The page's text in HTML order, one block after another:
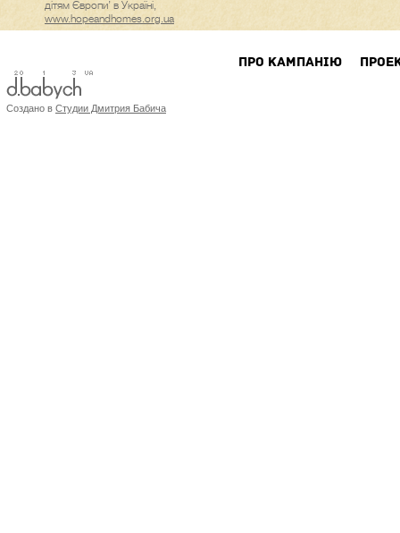
дітям Європи’ в Україні,
www.hopeandhomes.org.ua
ПРО КАМПАНIЮ
Создано в Студии Дмитрия Бабича